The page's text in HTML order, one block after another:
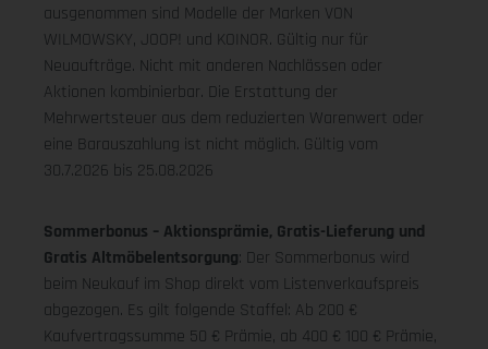
ausgenommen sind Modelle der Marken VON
WILMOWSKY, JOOP! und KOINOR. Gültig nur für
Neuaufträge. Nicht mit anderen Nachlässen oder
Aktionen kombinierbar. Die Erstattung der
Mehrwertsteuer aus dem reduzierten Warenwert oder
eine Barauszahlung ist nicht möglich. Gültig vom
30.7.2026 bis 25.08.2026
Sommerbonus – Aktionsprämie, Gratis-Lieferung und
Gratis Altmöbelentsorgung: Der Sommerbonus wird
beim Neukauf im Shop direkt vom Listenverkaufspreis
abgezogen. Es gilt folgende Staffel: Ab 200 €
Kaufvertragssumme 50 € Prämie, ab 400 € 100 € Prämie,